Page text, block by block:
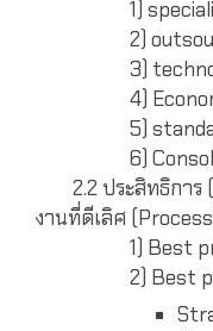
1)
2)
3)
4)
5)
6)
2.2 ประสิทธิการ
งานที่ดีเลิศ
1) Best
2) Best